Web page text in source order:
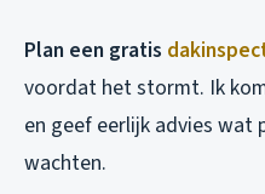
Plan een gratis
voordat het stormt. Ik
en geef eerlijk advies wat
wachten.